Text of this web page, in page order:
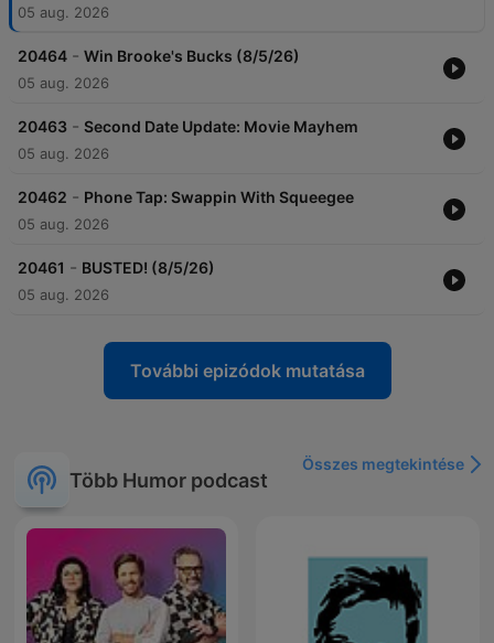
05 aug. 2026
20464 - Win Brooke's Bucks (8/5/26)
05 aug. 2026
20463 - Second Date Update: Movie Mayhem
05 aug. 2026
20462 - Phone Tap: Swappin With Squeegee
05 aug. 2026
20461 - BUSTED! (8/5/26)
05 aug. 2026
További epizódok mutatása
Több Humor podcast
Összes megtekintése